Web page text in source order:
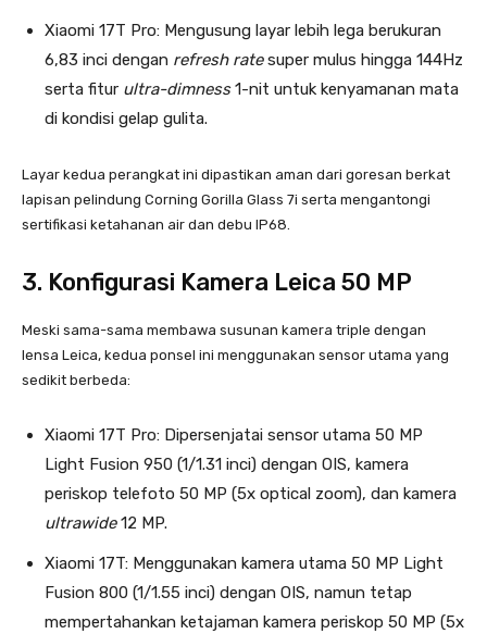
Xiaomi 17T Pro: Mengusung layar lebih lega berukuran
6,83 inci dengan refresh ratesuper mulus hingga 144Hz
serta fitur ultra-dimness1-nit untuk kenyamanan mata
di kondisi gelap gulita.
Layar kedua perangkat ini dipastikan aman dari goresan berkat
lapisan pelindung Corning Gorilla Glass 7i serta mengantongi
sertifikasi ketahanan air dan debu IP68.
3. Konfigurasi Kamera Leica 50 MP
Meski sama-sama membawa susunan kamera triple dengan
lensa Leica, kedua ponsel ini menggunakan sensor utama yang
sedikit berbeda:
Xiaomi 17T Pro: Dipersenjatai sensor utama 50 MP
Light Fusion 950 (1/1.31 inci) dengan OIS, kamera
periskop telefoto 50 MP (5x optical zoom), dan kamera
ultrawide12 MP.
Xiaomi 17T: Menggunakan kamera utama 50 MP Light
Fusion 800 (1/1.55 inci) dengan OIS, namun tetap
mempertahankan ketajaman kamera periskop 50 MP (5x